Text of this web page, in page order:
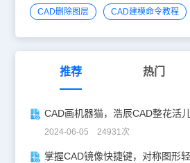
轴号有多种情况，当表示的轴号非连续时，
号，其间以逗号分隔，单击“文字”，第二轴
示，需要标注空轴号时只需输入1个以上逗
时对话框如下图所示，在其中输入“起始轴号
标注的某根轴线；点取待标注的轴线<退出
轴线或回车退出完成标注，以上各种不同选
可以看到轴号也有多种的样式，可以根据需
CAD删除图层 CAD建模命令教程
推荐 热门
CAD画机器猫，浩辰CAD整花活儿
2024-06-05 24931次
掌握CAD镜像快捷键，对称图形轻